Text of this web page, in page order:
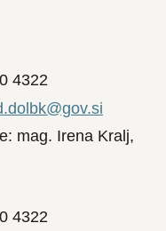
4322
mag. Irena Kralj,
4322